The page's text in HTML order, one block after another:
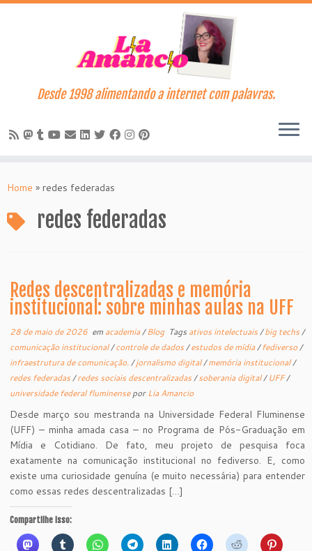
to
Desde 1998 alimentando a internet com palavras.
Home » redes federadas
redes federadas
Redes descentralizadas e memória
institucional: sobre minhas aulas na UFF
28 de maio de 2026 em academia/Blog Tags ativos intelectuais/big techs/
comunicação institucional/controle de dados/estudos de mídia/fediverso/
infraestrutura de comunicação./jornalismo digital/memória institucional/
redes federadas/redes sociais descentralizadas/soberania digital/UFF/
universidade federal fluminenseporLia Amancio
Desde março sou mestranda na Universidade Federal Fluminense
(UFF) – minha amada casa – no Programa de Pós-Graduação em
Mídia e Cotidiano. De fato, meu projeto de pesquisa foca
exatamente na comunicação institucional no fediverso. E, como
existe uma curiosidade genuína (e muito necessária) para entender
como essas redes descentralizadas […]
Compartilhe isso: